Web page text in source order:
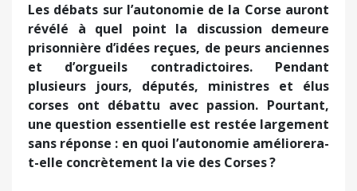
Les débats sur l’autonomie de la Corse auront
révélé à quel point la discussion demeure
prisonnière d’idées reçues, de peurs anciennes
et d’orgueils contradictoires. Pendant
plusieurs jours, députés, ministres et élus
corses ont débattu avec passion. Pourtant,
une question essentielle est restée largement
sans réponse : en quoi l’autonomie améliorera-
t-elle concrètement la vie des Corses ?